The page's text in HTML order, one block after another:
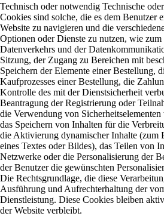
Technisch oder notwendig Technische
Cookies sind solche, die es dem Benutzer
Website zu navigieren und die
Optionen oder Dienste zu nutzen, wie
Datenverkehrs und der
Sitzung, der Zugang zu Bereichen mit
Speichern der Elemente einer Bestellung,
Kaufprozesses einer Bestellung, die
Kontrolle des mit der Dienstsicherheit
Beantragung der Registrierung oder
die Verwendung von
das Speichern von Inhalten für die
die Aktivierung dynamischer Inhalte (zum
eines Textes oder Bildes), das Teilen von
Netzwerke oder die Personalisierung der
der Benutzer die gewünschten
Die Rechtsgrundlage, die diese
Ausführung und Aufrechterhaltung der
Dienstleistung. Diese Cookies bleiben
der Website verbleibt.